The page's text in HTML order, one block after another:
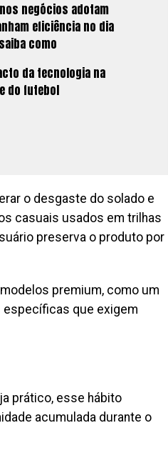
negócios adotam
eficiência no dia
como
da tecnologia na
do futebol
o desgaste do solado e
casuais usados em trilhas
preserva o produto por
premium, como um
específicas que exigem
prático, esse hábito
acumulada durante o